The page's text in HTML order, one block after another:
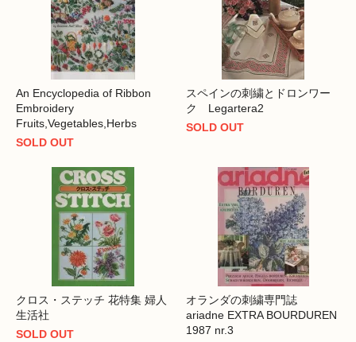
An Encyclopedia of Ribbon
Embroidery
Fruits,Vegetables,Herbs
SOLD OUT
スペインの刺繍とドロンワー
ク Legartera2
SOLD OUT
クロス・ステッチ 花特集 婦人
生活社
SOLD OUT
オランダの刺繍専門誌
ariadne EXTRA BOURDUREN
1987 nr.3